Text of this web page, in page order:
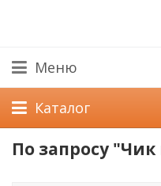
Меню
Каталог
По запросу